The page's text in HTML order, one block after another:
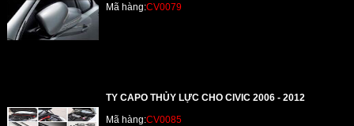
Mã hàng:CV0079
TY CAPO THỦY LỰC CHO CIVIC 2006 - 2012
Mã hàng:CV0085